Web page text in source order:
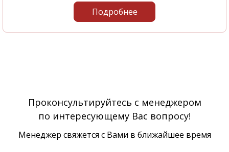
Подробнее
Проконсультируйтесь с менеджером
по интересующему Вас вопросу!
Менеджер свяжется с Вами в ближайшее время